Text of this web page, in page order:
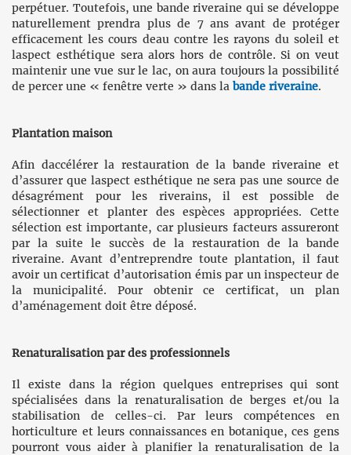
perpétuer. Toutefois, une bande riveraine qui se développe
naturellement prendra plus de 7 ans avant de protéger
efficacement les cours deau contre les rayons du soleil et
laspect esthétique sera alors hors de contrôle. Si on veut
maintenir une vue sur le lac, on aura toujours la possibilité
de percer une « fenêtre verte » dans la bande riveraine.
Plantation maison
Afin daccélérer la restauration de la bande riveraine et
d’assurer que laspect esthétique ne sera pas une source de
désagrément pour les riverains, il est possible de
sélectionner et planter des espèces appropriées. Cette
sélection est importante, car plusieurs facteurs assureront
par la suite le succès de la restauration de la bande
riveraine. Avant d’entreprendre toute plantation, il faut
avoir un certificat d’autorisation émis par un inspecteur de
la municipalité. Pour obtenir ce certificat, un plan
d’aménagement doit être déposé.
Renaturalisation par des professionnels
Il existe dans la région quelques entreprises qui sont
spécialisées dans la renaturalisation de berges et/ou la
stabilisation de celles-ci. Par leurs compétences en
horticulture et leurs connaissances en botanique, ces gens
pourront vous aider à planifier la renaturalisation de la